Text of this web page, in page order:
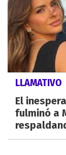
LLAMATIVO
El
fulminó a